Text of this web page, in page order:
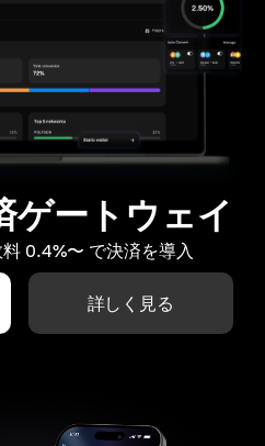
ゲートウェイ
0.4%〜 で決済を導入
詳しく見る